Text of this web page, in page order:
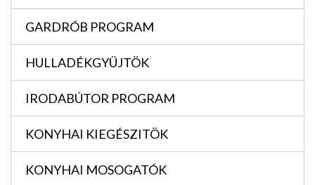
GARDRÓB PROGRAM
HULLADÉKGYÜJTÖK
IRODABÚTOR PROGRAM
KONYHAI KIEGÉSZITÖK
KONYHAI MOSOGATÓK